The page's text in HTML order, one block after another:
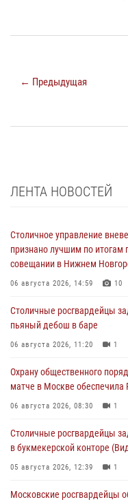
← Предыдущая
ЛЕНТА НОВОСТЕЙ
Столичное управление
признано лучшим по итогам
совещании в Нижнем
06 августа 2026, 14:59 10
Столичные росгвардейцы
пьяный дебош в баре
06 августа 2026, 11:20 1
Охрану общественного
матче в Москве обеспечила
06 августа 2026, 08:30 1
Столичные росгвардейцы
в букмекерской конторе
05 августа 2026, 12:39 1
Московские росгвардейцы